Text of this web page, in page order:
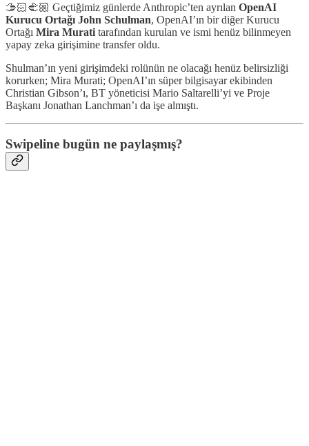
🫱🏻‍🫲🏼 Geçtiğimiz günlerde Anthropic’ten ayrılan OpenAI
Kurucu Ortağı John Schulman, OpenAI’ın bir diğer Kurucu
Ortağı Mira Murati tarafından kurulan ve ismi henüz bilinmeyen
yapay zeka girişimine transfer oldu.
Shulman’ın yeni girişimdeki rolünün ne olacağı henüz belirsizliği
korurken; Mira Murati; OpenAI’ın süper bilgisayar ekibinden
Christian Gibson’ı, BT yöneticisi Mario Saltarelli’yi ve Proje
Başkanı Jonathan Lanchman’ı da işe almıştı.
Swipeline bugün ne paylaşmış?